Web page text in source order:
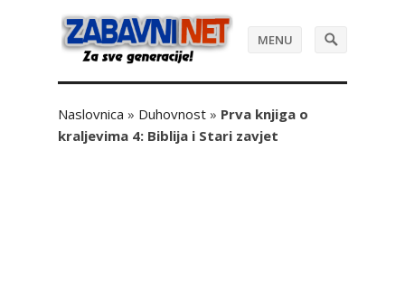
MENU
Naslovnica » Duhovnost » Prva knjiga o
kraljevima 4: Biblija i Stari zavjet